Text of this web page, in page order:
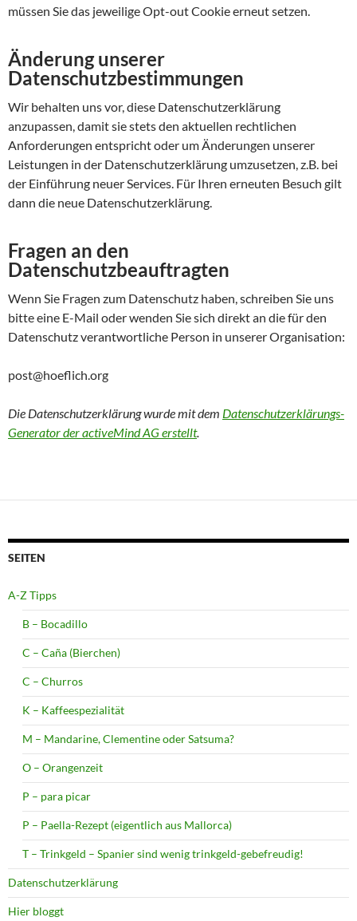
müssen Sie das jeweilige Opt-out Cookie erneut setzen.
Änderung unserer
Datenschutzbestimmungen
Wir behalten uns vor, diese Datenschutzerklärung
anzupassen, damit sie stets den aktuellen rechtlichen
Anforderungen entspricht oder um Änderungen unserer
Leistungen in der Datenschutzerklärung umzusetzen, z.B. bei
der Einführung neuer Services. Für Ihren erneuten Besuch gilt
dann die neue Datenschutzerklärung.
Fragen an den
Datenschutzbeauftragten
Wenn Sie Fragen zum Datenschutz haben, schreiben Sie uns
bitte eine E-Mail oder wenden Sie sich direkt an die für den
Datenschutz verantwortliche Person in unserer Organisation:
post@hoeflich.org
Die Datenschutzerklärung wurde mit dem Datenschutzerklärungs-
Generator der activeMind AG erstellt.
SEITEN
A-Z Tipps
B – Bocadillo
C – Caña (Bierchen)
C – Churros
K – Kaffeespezialität
M – Mandarine, Clementine oder Satsuma?
O – Orangenzeit
P – para picar
P – Paella-Rezept (eigentlich aus Mallorca)
T – Trinkgeld – Spanier sind wenig trinkgeld-gebefreudig!
Datenschutzerklärung
Hier bloggt